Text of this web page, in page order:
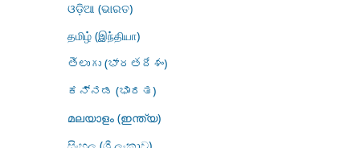
ଓଡ଼ିଆ (ଭାରତ)
தமிழ் (இந்தியா)
తెలుగు (భారతదేశం)
ಕನ್ನಡ (ಭಾರತ)
മലയാളം (ഇന്ത്യ)